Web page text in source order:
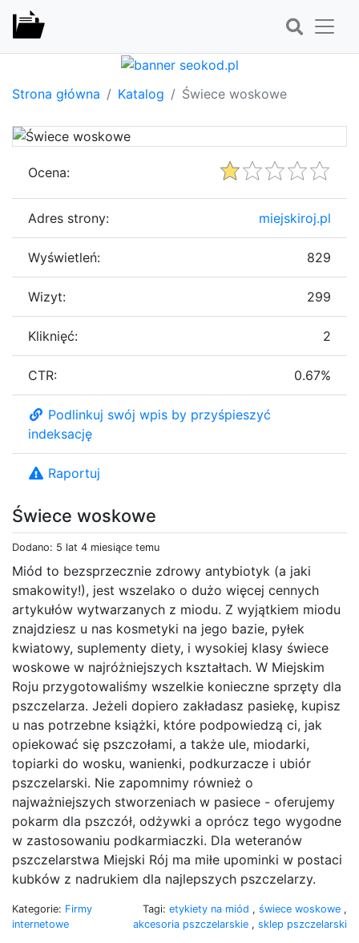
Strona główna Katalog Świece woskowe
Świece woskowe
Dodano: 5 lat 4 miesiące temu
Miód to bezsprzecznie zdrowy antybiotyk (a jaki
smakowity!), jest wszelako o dużo więcej cennych
artykułów wytwarzanych z miodu. Z wyjątkiem miodu
znajdziesz u nas kosmetyki na jego bazie, pyłek
kwiatowy, suplementy diety, i wysokiej klasy świece
woskowe w najróżniejszych kształtach. W Miejskim
Roju przygotowaliśmy wszelkie konieczne sprzęty dla
pszczelarza. Jeżeli dopiero zakładasz pasiekę, kupisz
u nas potrzebne książki, które podpowiedzą ci, jak
opiekować się pszczołami, a także ule, miodarki,
topiarki do wosku, wanienki, podkurzacze i ubiór
pszczelarski. Nie zapomnimy również o
najważniejszych stworzeniach w pasiece - oferujemy
pokarm dla pszczół, odżywki a oprócz tego wygodne
w zastosowaniu podkarmiaczki. Dla weteranów
pszczelarstwa Miejski Rój ma miłe upominki w postaci
kubków z nadrukiem dla najlepszych pszczelarzy.
Kategorie: Firmy
internetowe
Tagi: etykiety na miód , świece woskowe ,
akcesoria pszczelarskie , sklep pszczelarski
Ocena:
Adres strony: miejskiroj.pl
Wyświetleń: 829
Wizyt: 299
Kliknięć: 2
CTR: 0.67%
Podlinkuj swój wpis by przyśpieszyć
indeksację
Raportuj